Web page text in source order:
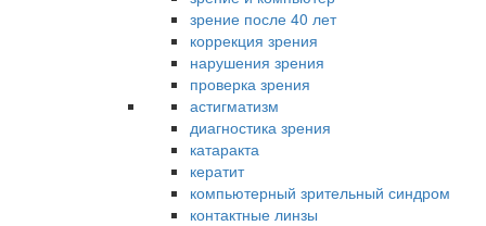
зрение после 40 лет
коррекция зрения
нарушения зрения
проверка зрения
астигматизм
диагностика зрения
катаракта
кератит
компьютерный зрительный синдром
контактные линзы